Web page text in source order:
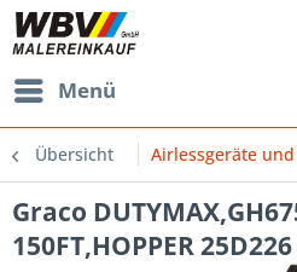
Menü
Übersicht Airlessgeräte
Graco
150FT,HOPPER 25D226